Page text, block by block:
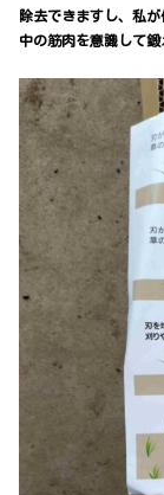
除去できますし、私
中の筋肉を意識して鍛